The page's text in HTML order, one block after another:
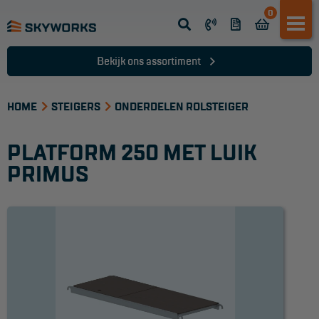
0
Opsteek ladder
Schuifladder
Telescopische ladder
Ladder accessoires
Dubbele trap
Bekijk ons assortiment
HOME STEIGERS ONDERDELEN ROLSTEIGER
PLATFORM 250 MET LUIK
PRIMUS